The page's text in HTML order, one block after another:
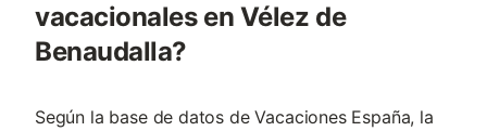
vacacionales en Vélez de
Benaudalla?
Según la base de datos de Vacaciones España, la